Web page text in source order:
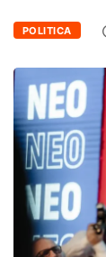
POLITICA